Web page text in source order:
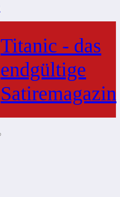
Titanic - das
endgültige
Satiremagazin